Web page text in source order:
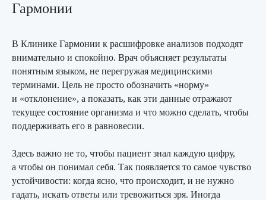
Гармонии
В Клинике Гармонии к расшифровке анализов подходят
внимательно и спокойно. Врач объясняет результаты
понятным языком, не перегружая медицинскими
терминами. Цель не просто обозначить «норму»
и «отклонение», а показать, как эти данные отражают
текущее состояние организма и что можно сделать, чтобы
поддерживать его в равновесии.
Здесь важно не то, чтобы пациент знал каждую цифру,
а чтобы он понимал себя. Так появляется то самое чувство
устойчивости: когда ясно, что происходит, и не нужно
гадать, искать ответы или тревожиться зря. Иногда
Мы рядом, чтобы помочь вам